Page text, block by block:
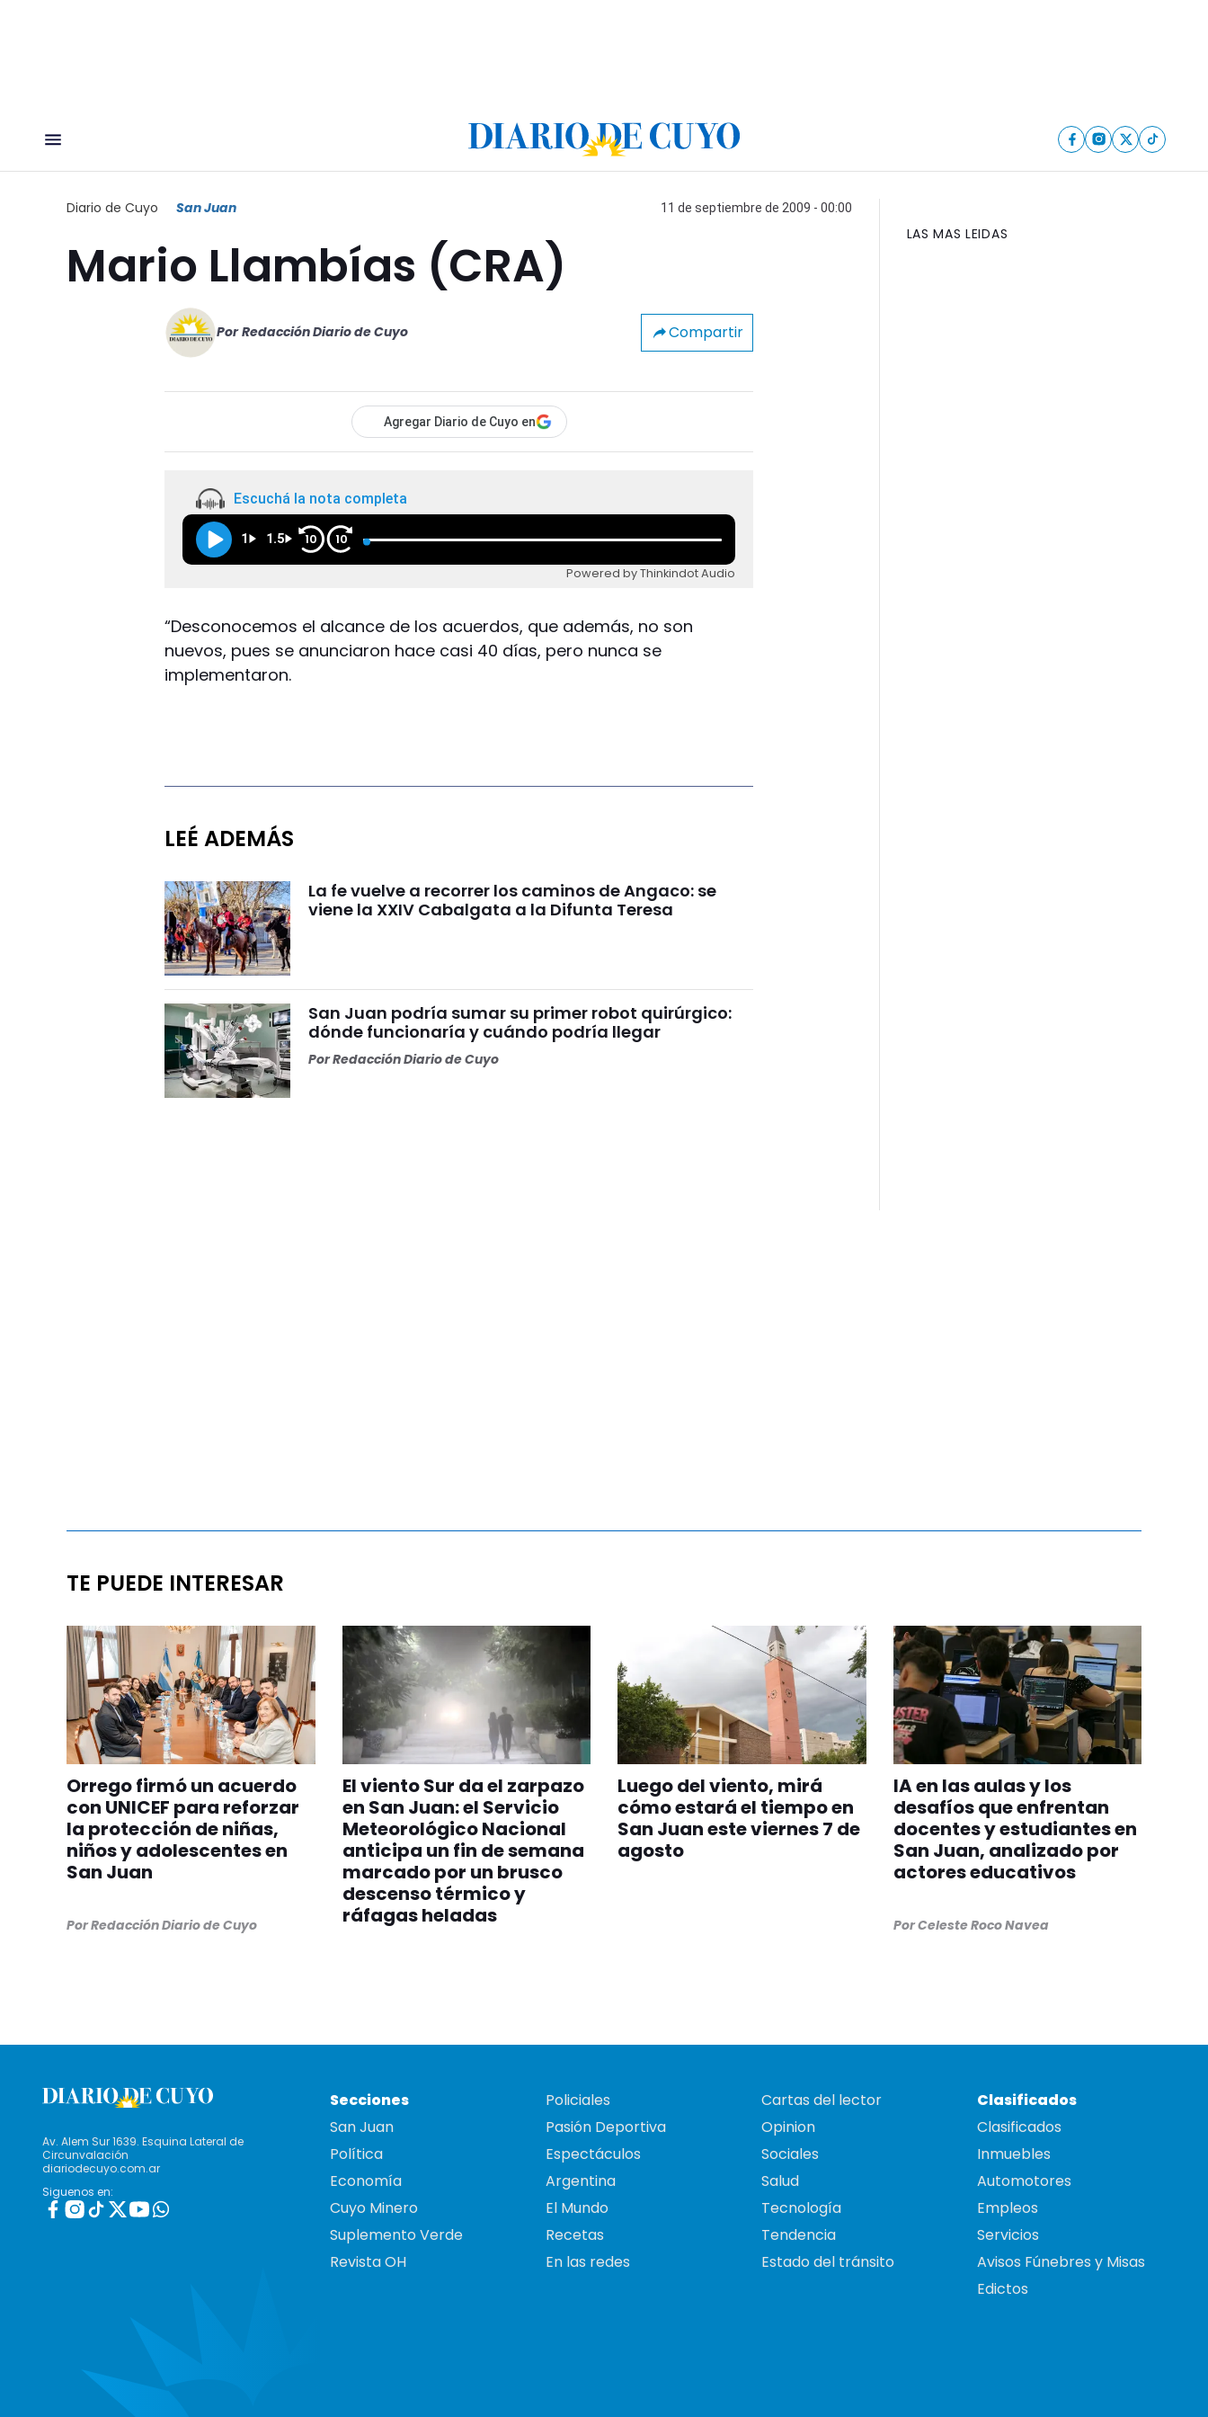
Diario de Cuyo San Juan 11 de septiembre de 2009 - 00:00
Mario Llambías (CRA)
Por Redacción Diario de Cuyo Compartir
Agregar Diario de Cuyo en
Escuchá la nota completa
1 1.5 10 10
Powered by Thinkindot Audio
“Desconocemos el alcance de los acuerdos, que además, no son
nuevos, pues se anunciaron hace casi 40 días, pero nunca se
implementaron.
LEÉ ADEMÁS
La fe vuelve a recorrer los caminos de Angaco: se
viene la XXIV Cabalgata a la Difunta Teresa
San Juan podría sumar su primer robot quirúrgico:
dónde funcionaría y cuándo podría llegar
PorRedacción Diario de Cuyo
LAS MAS LEIDAS
TE PUEDE INTERESAR
Orrego firmó un acuerdo
con UNICEF para reforzar
la protección de niñas,
niños y adolescentes en
San Juan
PorRedacción Diario de Cuyo
El viento Sur da el zarpazo
en San Juan: el Servicio
Meteorológico Nacional
anticipa un fin de semana
marcado por un brusco
descenso térmico y
ráfagas heladas
Luego del viento, mirá
cómo estará el tiempo en
San Juan este viernes 7 de
agosto
IA en las aulas y los
desafíos que enfrentan
docentes y estudiantes en
San Juan, analizado por
actores educativos
PorCeleste Roco Navea
Av. Alem Sur 1639. Esquina Lateral de
Circunvalación
diariodecuyo.com.ar
Siguenos en:
Secciones
San Juan
Política
Economía
Cuyo Minero
Suplemento Verde
Revista OH
Policiales
Pasión Deportiva
Espectáculos
Argentina
El Mundo
Recetas
En las redes
Cartas del lector
Opinion
Sociales
Salud
Tecnología
Tendencia
Estado del tránsito
Clasificados
Clasificados
Inmuebles
Automotores
Empleos
Servicios
Avisos Fúnebres y Misas
Edictos